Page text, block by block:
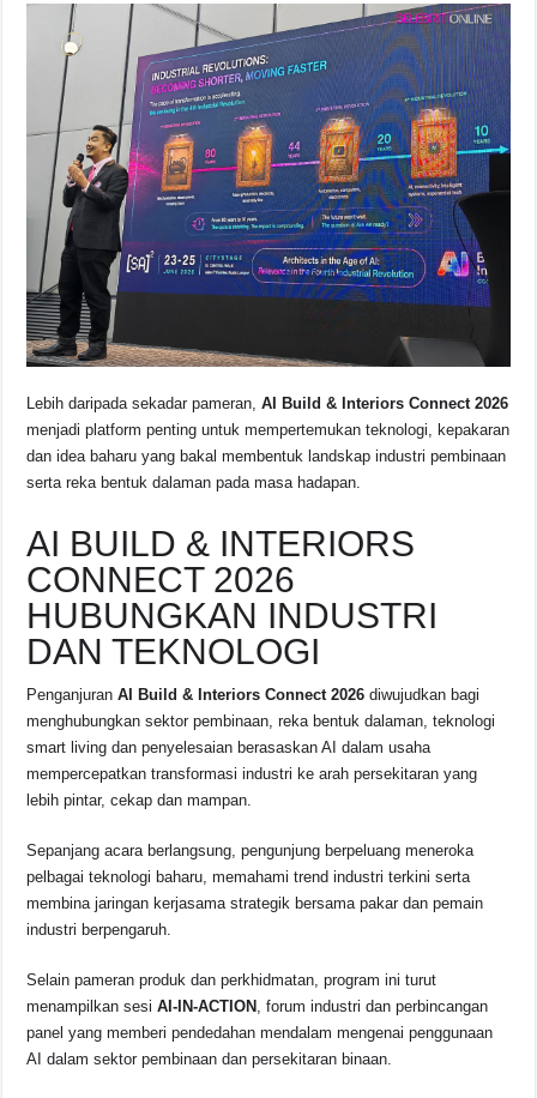
Lebih daripada sekadar pameran,AI Build & Interiors Connect 2026
menjadi platform penting untuk mempertemukan teknologi, kepakaran
dan idea baharu yang bakal membentuk landskap industri pembinaan
serta reka bentuk dalaman pada masa hadapan.
AI BUILD & INTERIORS
CONNECT 2026
HUBUNGKAN INDUSTRI
DAN TEKNOLOGI
PenganjuranAI Build & Interiors Connect 2026 diwujudkan bagi
menghubungkan sektor pembinaan, reka bentuk dalaman, teknologi
smart living dan penyelesaian berasaskan AI dalam usaha
mempercepatkan transformasi industri ke arah persekitaran yang
lebih pintar, cekap dan mampan.
Sepanjang acara berlangsung, pengunjung berpeluang meneroka
pelbagai teknologi baharu, memahami trend industri terkini serta
membina jaringan kerjasama strategik bersama pakar dan pemain
industri berpengaruh.
Selain pameran produk dan perkhidmatan, program ini turut
menampilkan sesiAI-IN-ACTION , forum industri dan perbincangan
panel yang memberi pendedahan mendalam mengenai penggunaan
AI dalam sektor pembinaan dan persekitaran binaan.